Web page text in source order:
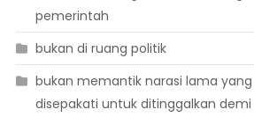
pemerintah
bukan di ruang politik
bukan memantik narasi lama
disepakati untuk ditinggalkan